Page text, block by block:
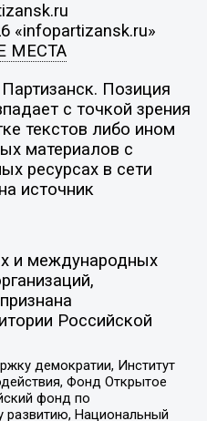
«infopartizansk.ru»
МЕСТА
Позиция
с точкой зрения
текстов либо ином
материалов с
ресурсах в сети
источник
и международных
Российской
демократии, Институт
Фонд Открытое
фонд по
развитию, Национальный